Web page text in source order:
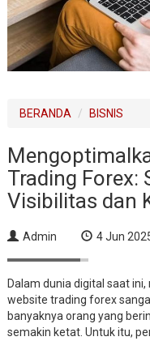
BERANDA BISNIS
Trading Forex:
Visibilitas dan
Admin 4 Jun
Dalam dunia digital saat
website trading forex
banyaknya orang yang
semakin ketat. Untuk itu,